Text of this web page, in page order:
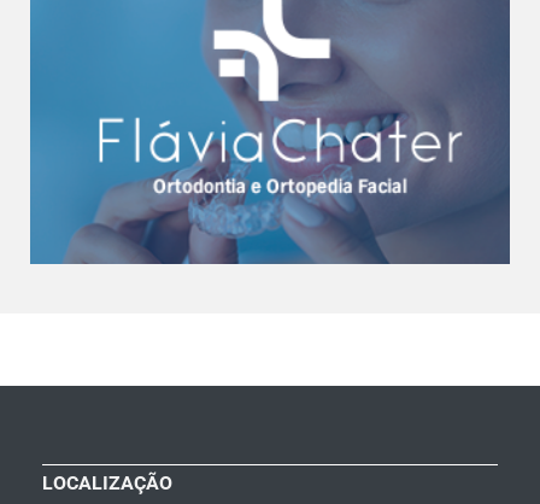
LOCALIZAÇÃO